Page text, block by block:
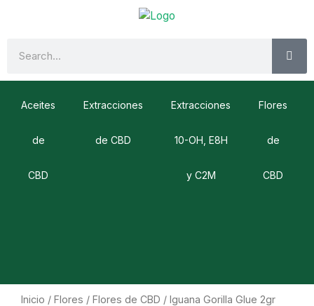
Aceites
de
CBD
Extracciones
de CBD
Extracciones
10-OH, E8H
y C2M
Flores
de
CBD
Inicio / Flores / Flores de CBD / Iguana Gorilla Glue 2gr